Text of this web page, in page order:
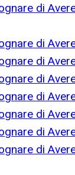
di
di
di
di
di
di
di
di